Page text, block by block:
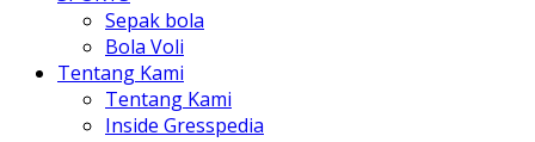
Sepak bola
Bola Voli
Tentang Kami
Tentang Kami
Inside Gresspedia